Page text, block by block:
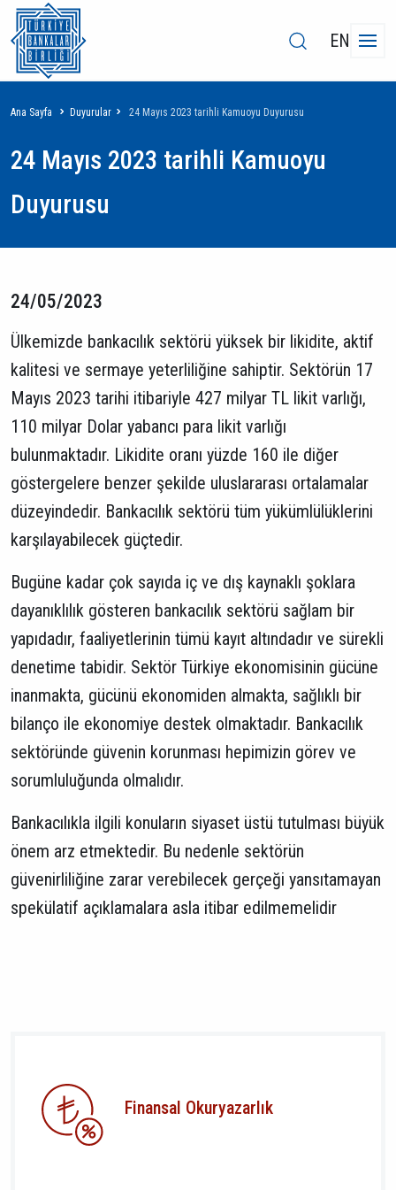
EN
Sayfa
yolu
Ana Sayfa Duyurular 24 Mayıs 2023 tarihli Kamuoyu Duyurusu
24 Mayıs 2023 tarihli Kamuoyu
Duyurusu
24/05/2023
Ülkemizde bankacılık sektörü yüksek bir likidite, aktif
kalitesi ve sermaye yeterliliğine sahiptir. Sektörün 17
Mayıs 2023 tarihi itibariyle 427 milyar TL likit varlığı,
110 milyar Dolar yabancı para likit varlığı
bulunmaktadır. Likidite oranı yüzde 160 ile diğer
göstergelere benzer şekilde uluslararası ortalamalar
düzeyindedir. Bankacılık sektörü tüm yükümlülüklerini
karşılayabilecek güçtedir.
Bugüne kadar çok sayıda iç ve dış kaynaklı şoklara
dayanıklılık gösteren bankacılık sektörü sağlam bir
yapıdadır, faaliyetlerinin tümü kayıt altındadır ve sürekli
denetime tabidir. Sektör Türkiye ekonomisinin gücüne
inanmakta, gücünü ekonomiden almakta, sağlıklı bir
bilanço ile ekonomiye destek olmaktadır. Bankacılık
sektöründe güvenin korunması hepimizin görev ve
sorumluluğunda olmalıdır.
Bankacılıkla ilgili konuların siyaset üstü tutulması büyük
önem arz etmektedir. Bu nedenle sektörün
güvenirliliğine zarar verebilecek gerçeği yansıtamayan
spekülatif açıklamalara asla itibar edilmemelidir
Finansal Okuryazarlık